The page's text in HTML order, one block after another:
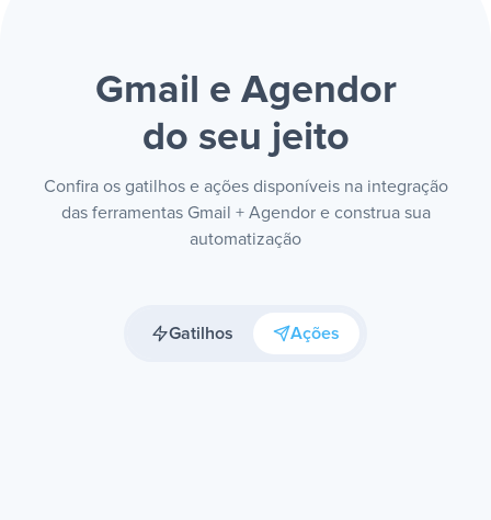
Gmail e Agendor
do seu jeito
Confira os gatilhos e ações disponíveis na integração
das ferramentas Gmail + Agendor e construa sua
automatização
Gatilhos Ações